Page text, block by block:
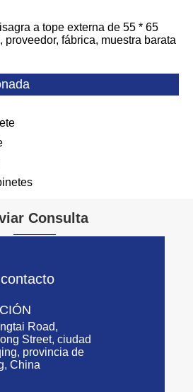
a tope externa de 55 * 65
proveedor, fábrica, muestra barata
Consulta
Road,
Street, ciudad
provincia de
China